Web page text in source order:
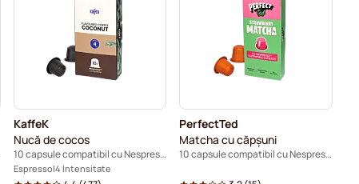
Nespresso® Caffè Borbone pentru Nespresso®
Capsule cafea Gevalia pentru Nespresso®
Nespresso®
pentru Nespresso®.
KaffeK
Nucă de cocos
10 capsule compatibil cu Nespresso®
Espresso 4 Intensitate
PerfectTed
Matcha cu căpșuni
10 capsule compatibil cu Nespresso®